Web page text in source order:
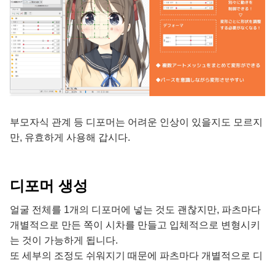
부모자식 관계 등 디포머는 어려운 인상이 있을지도 모르지
만, 유효하게 사용해 갑시다.
디포머 생성
얼굴 전체를 1개의 디포머에 넣는 것도 괜찮지만, 파츠마다
개별적으로 만든 쪽이 시차를 만들고 입체적으로 변형시키
는 것이 가능하게 됩니다.
또 세부의 조정도 쉬워지기 때문에 파츠마다 개별적으로 디